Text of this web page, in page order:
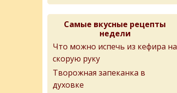
Самые вкусные рецепты
недели
Что можно испечь из кефира на
скорую руку
Творожная запеканка в
духовке